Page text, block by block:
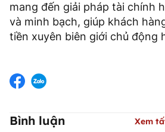
mang đến giải pháp tài chính
và minh bạch, giúp khách
tiền xuyên biên giới chủ động
Bình luận Xem